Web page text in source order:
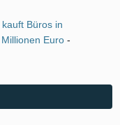
Büros in
Euro -